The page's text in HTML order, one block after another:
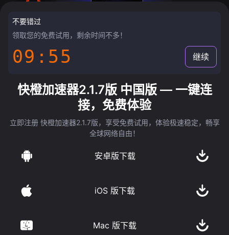
不要错过
领取您的免费试用，剩余时间不多！
09:55 继续
快橙加速器2.1.7版 中国版 — 一键连
接，免费体验
立即注册 快橙加速器2.1.7版，享受免费试用，体验极速稳定，畅享
全球网络自由！
安卓版下载
iOS 版下载
Mac 版下载